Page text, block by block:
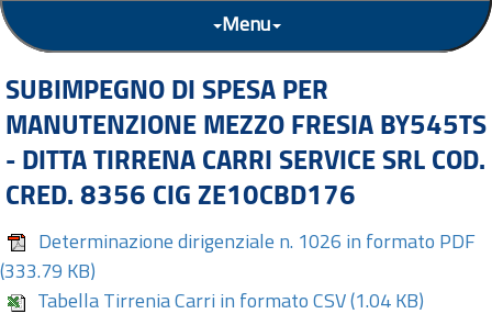
Menu
SUBIMPEGNO DI SPESA PER
MANUTENZIONE MEZZO FRESIA BY545TS
- DITTA TIRRENA CARRI SERVICE SRL COD.
CRED. 8356 CIG ZE10CBD176
Determinazione dirigenziale n. 1026 in formato PDF
(333.79 KB)
Tabella Tirrenia Carri in formato CSV (1.04 KB)